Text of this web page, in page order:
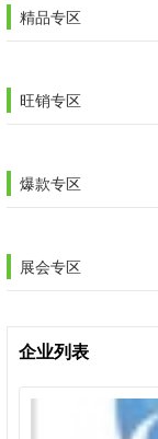
精品专区
旺销专区
爆款专区
展会专区
企业列表